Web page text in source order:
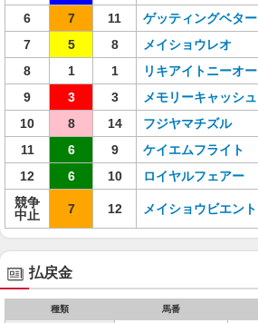
6
7 11 ゲッティングベター
7
5 8 メイショウレオ
8
1 1 リキアイトニーオー
9
3 3 メモリーキャッシュ
10
8 14 フジヤマチズル
11
6 9 ケイエムフライト
12
6 10 ロイヤルフェアー
競争
中止
7 12 メイショウビエント
払戻金
種類 馬番